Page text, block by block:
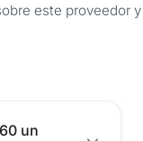
este proveedor y
un